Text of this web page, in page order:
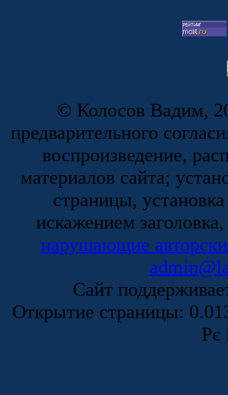
© Колосов Вадим,
предварительного
воспроизведение,
материалов сайта;
страницы,
искажением
нарушающие
Сайт
Открытие страницы:
Рє